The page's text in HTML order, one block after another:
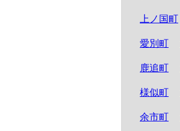
上ノ国町
愛別町
鹿追町
様似町
余市町